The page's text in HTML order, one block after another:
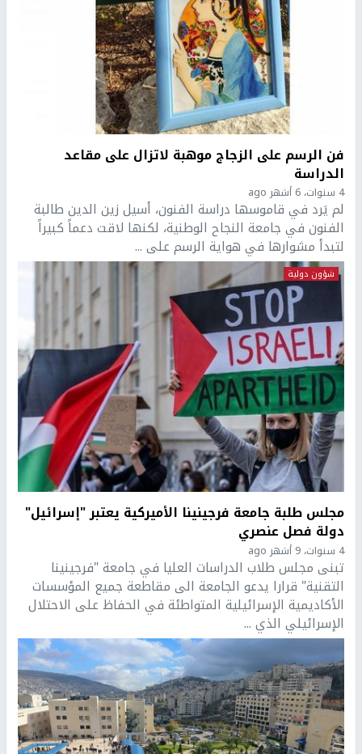
فن الرسم على الزجاج موهبة لاتزال على مقاعد
الدراسة
4 سنوات، 6 أشهر ago
لم يَرد في قاموسها دراسة الفنون، أسيل زين الدين طالبة
الفنون في جامعة النجاح الوطنية، لكنها لاقت دعماً كبيراً
لتبدأ مشوارها في هواية الرسم على ...
شؤون دولية
مجلس طلبة جامعة فرجينينا الأميركية يعتبر "إسرائيل"
دولة فصل عنصري
4 سنوات، 9 أشهر ago
تبنى مجلس طلاب الدراسات العليا في جامعة "فرجينينا
التقنية" قرارا يدعو الجامعة الى مقاطعة جميع المؤسسات
الأكاديمية الإسرائيلية المتواطئة في الحفاظ على الاحتلال
الإسرائيلي الذي ...